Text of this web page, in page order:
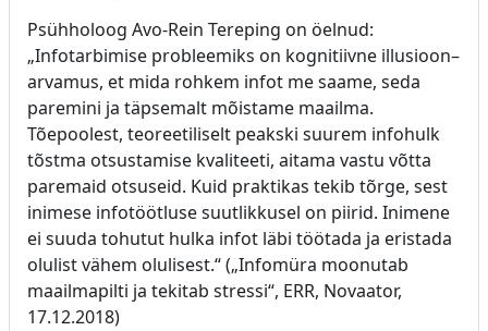
Psühholoog Avo-Rein Tereping on öelnud:
„Infotarbimise probleemiks on kognitiivne illusioon–
arvamus, et mida rohkem infot me saame, seda
paremini ja täpsemalt mõistame maailma.
Tõepoolest, teoreetiliselt peakski suurem infohulk
tõstma otsustamise kvaliteeti, aitama vastu võtta
paremaid otsuseid. Kuid praktikas tekib tõrge, sest
inimese infotöötluse suutlikkusel on piirid. Inimene
ei suuda tohutut hulka infot läbi töötada ja eristada
olulist vähem olulisest.“ („Infomüra moonutab
maailmapilti ja tekitab stressi“, ERR, Novaator,
17.12.2018)